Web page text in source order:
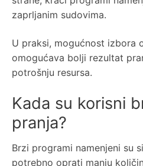
zaprljanim sudovima.
U praksi, mogućnost izbora
omogućava bolji rezultat
potrošnju resursa.
Kada su korisni
pranja?
Brzi programi namenjeni su
potrebno oprati manju